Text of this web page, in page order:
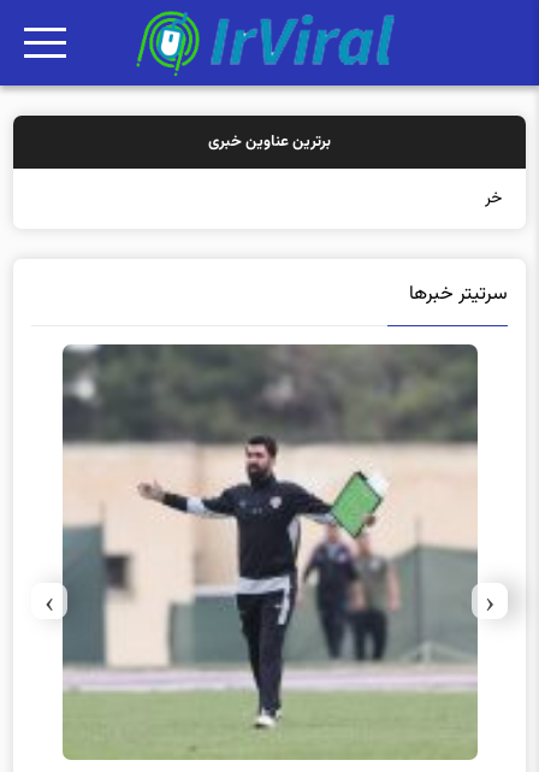
برترین عناوین خبری
خرید بیمه: سنت
سرتیتر خبرها
‹
›